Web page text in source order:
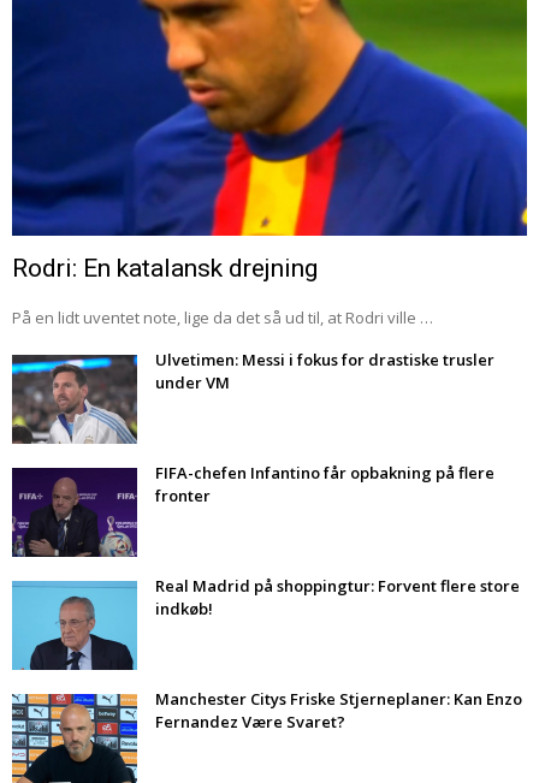
Rodri: En katalansk drejning
På en lidt uventet note, lige da det så ud til, at Rodri ville …
Ulvetimen: Messi i fokus for drastiske trusler
under VM
FIFA-chefen Infantino får opbakning på flere
fronter
Real Madrid på shoppingtur: Forvent flere store
indkøb!
Manchester Citys Friske Stjerneplaner: Kan Enzo
Fernandez Være Svaret?